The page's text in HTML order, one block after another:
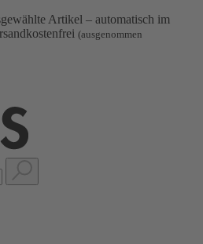
Artikel – automatisch im
(ausgenommen